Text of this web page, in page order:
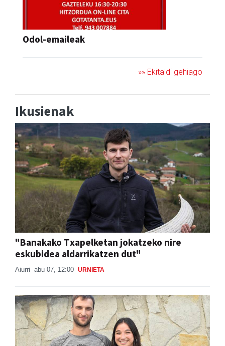
Odol-emaileak
»» Ekitaldi gehiago
Ikusienak
"Banakako Txapelketan jokatzeko nire
eskubidea aldarrikatzen dut"
Aiurri abu 07, 12:00 URNIETA